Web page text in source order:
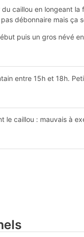
caillou en longeant
débonnaire mais ça
puis un gros névé
entre 15h et 18h.
le caillou : mauvais à